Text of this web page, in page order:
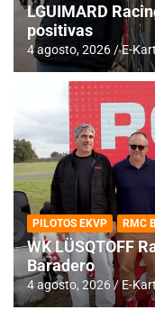
LGUIMARD
positivas
4 agosto, 2026 E-Kart
PILOTOS EKVP RMC
WK LÜSQTOFF
Baradero
4 agosto, 2026 E-Kart